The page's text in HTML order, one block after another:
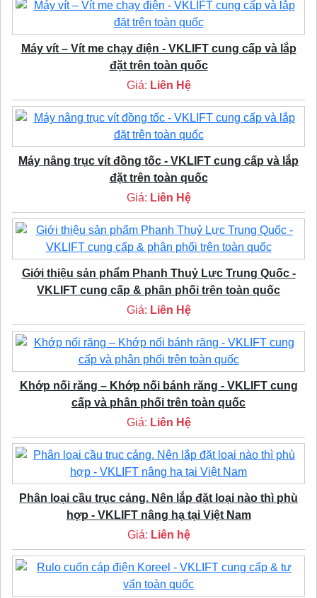
Máy vít – Vít me chạy điện - VKLIFT cung cấp và lắp
đặt trên toàn quốc
Giá: Liên Hệ
Máy nâng trục vít đồng tốc - VKLIFT cung cấp và lắp
đặt trên toàn quốc
Giá: Liên Hệ
Giới thiệu sản phẩm Phanh Thuỷ Lực Trung Quốc -
VKLIFT cung cấp & phân phối trên toàn quốc
Giá: Liên Hệ
Khớp nối răng – Khớp nối bánh răng - VKLIFT cung
cấp và phân phối trên toàn quốc
Giá: Liên Hệ
Phân loại cầu trục cảng. Nên lắp đặt loại nào thì phù
hợp - VKLIFT nâng hạ tại Việt Nam
Giá: Liên hệ